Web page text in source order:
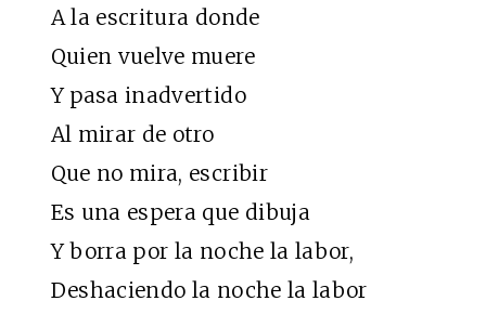
A la escritura donde
Quien vuelve muere
Y pasa inadvertido
Al mirar de otro
Que no mira, escribir
Es una espera que dibuja
Y borra por la noche la labor,
Deshaciendo la noche la labor